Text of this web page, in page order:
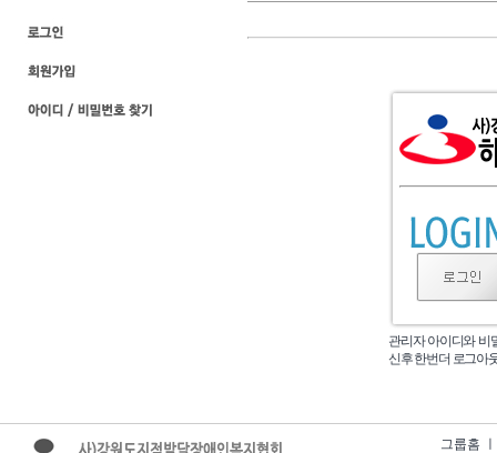
관리자 아이디와 비
신후 한번더 로그아
그룹홈